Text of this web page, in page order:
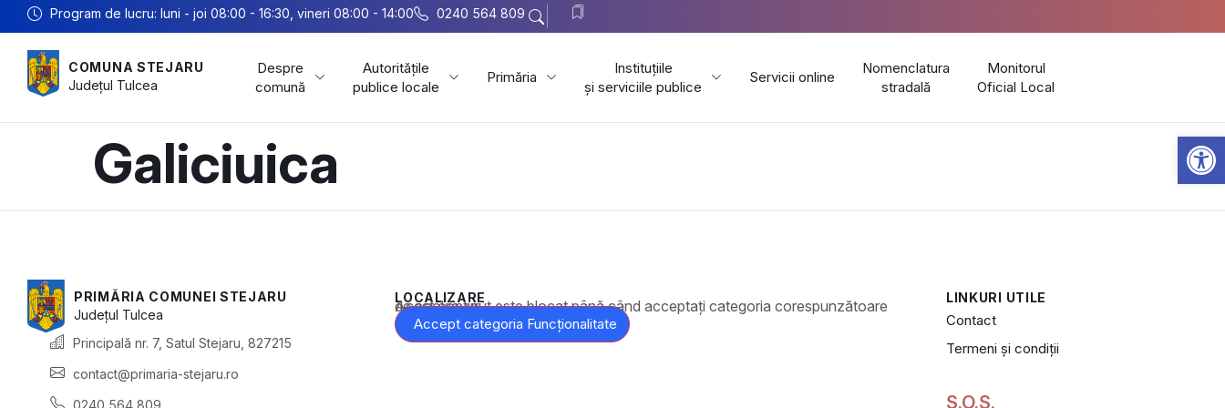
Program de lucru: luni - joi 08:00 - 16:30, vineri 08:00 - 14:00 0240 564 809
COMUNA STEJARU
Județul Tulcea
Despre
comună
Autoritățile
publice locale
Primăria
Instituțiile
și serviciile publice
Servicii online
Nomenclatura
stradală
Monitorul
Oficial Local
Galiciuica
PRIMĂRIA COMUNEI STEJARU
Județul Tulcea
Principală nr. 7, Satul Stejaru, 827215
contact@primaria-stejaru.ro
0240 564 809
LOCALIZARE
Acest conținut este blocat până când acceptați categoria corespunzătoare de cookie-uri.
Accept categoria Funcționalitate
LINKURI UTILE
Contact
Termeni și condiții
S.O.S.